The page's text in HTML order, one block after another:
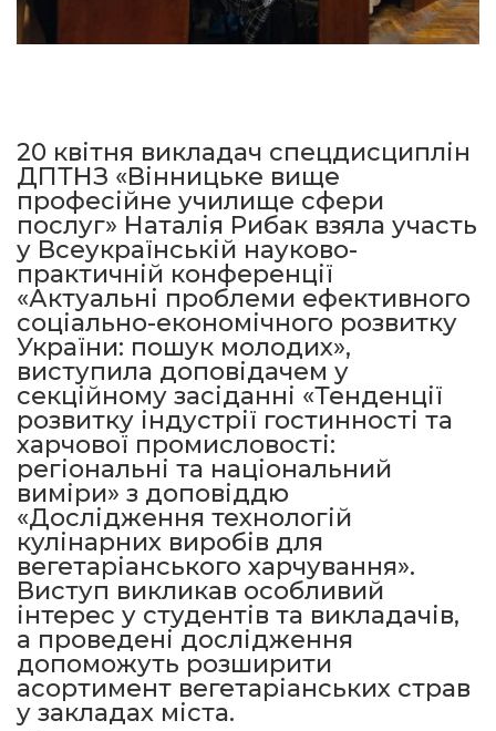
20 квітня викладач спецдисциплін
ДПТНЗ «Вінницьке вище
професійне училище сфери
послуг» Наталія Рибак взяла участь
у Всеукраїнській науково-
практичній конференції
«Актуальні проблеми ефективного
соціально-економічного розвитку
України: пошук молодих»,
виступила доповідачем у
секційному засіданні «Тенденції
розвитку індустрії гостинності та
харчової промисловості:
регіональні та національний
виміри» з доповіддю
«Дослідження технологій
кулінарних виробів для
вегетаріанського харчування».
Виступ викликав особливий
інтерес у студентів та викладачів,
а проведені дослідження
допоможуть розширити
асортимент вегетаріанських страв
у закладах міста.